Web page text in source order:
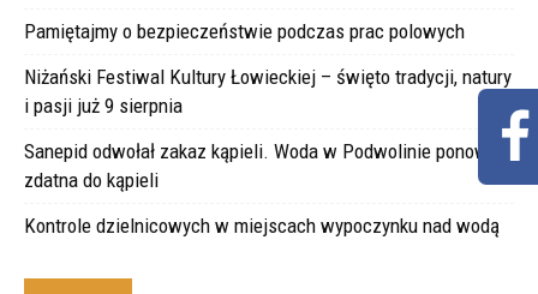
Pamiętajmy o bezpieczeństwie podczas prac polowych
Niżański Festiwal Kultury Łowieckiej – święto tradycji, natury
i pasji już 9 sierpnia
Sanepid odwołał zakaz kąpieli. Woda w Podwolinie ponownie
zdatna do kąpieli
Kontrole dzielnicowych w miejscach wypoczynku nad wodą